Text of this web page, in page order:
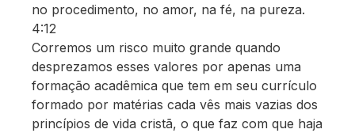
no procedimento, no amor, na fé, na pureza.
4:12
Corremos um risco muito grande quando
desprezamos esses valores por apenas uma
formação acadêmica que tem em seu currículo
formado por matérias cada vês mais vazias dos
princípios de vida cristã, o que faz com que haja